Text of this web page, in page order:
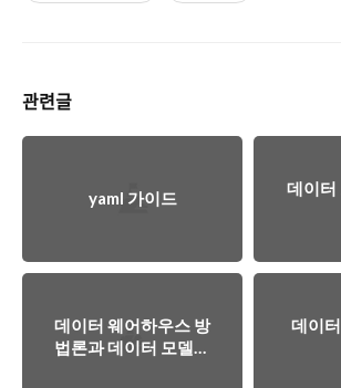
관련글
yaml 가이드
데이터
데이터 웨어하우스 방
법론과 데이터 모델링
데이